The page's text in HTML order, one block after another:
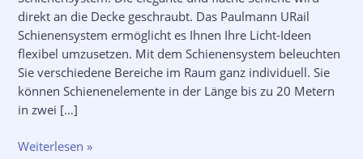
direkt an die Decke geschraubt. Das Paulmann URail
Schienensystem ermöglicht es Ihnen Ihre Licht-Ideen
flexibel umzusetzen. Mit dem Schienensystem beleuchten
Sie verschiedene Bereiche im Raum ganz individuell. Sie
können Schienenelemente in der Länge bis zu 20 Metern
in zwei […]
Weiterlesen »